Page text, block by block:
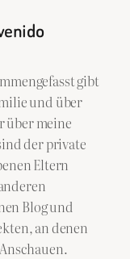
gibt
und über
über meine
der private
Eltern
Blog und
an denen